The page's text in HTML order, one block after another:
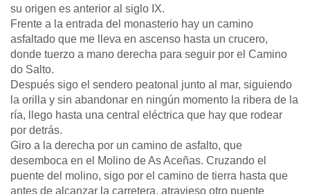
su origen es anterior al siglo IX.
Frente a la entrada del monasterio hay un camino
asfaltado que me lleva en ascenso hasta un crucero,
donde tuerzo a mano derecha para seguir por el Camino
do Salto.
Después sigo el sendero peatonal junto al mar, siguiendo
la orilla y sin abandonar en ningún momento la ribera de la
ría, llego hasta una central eléctrica que hay que rodear
por detrás.
Giro a la derecha por un camino de asfalto, que
desemboca en el Molino de As Aceñas. Cruzando el
puente del molino, sigo por el camino de tierra hasta que
antes de alcanzar la carretera, atravieso otro puente